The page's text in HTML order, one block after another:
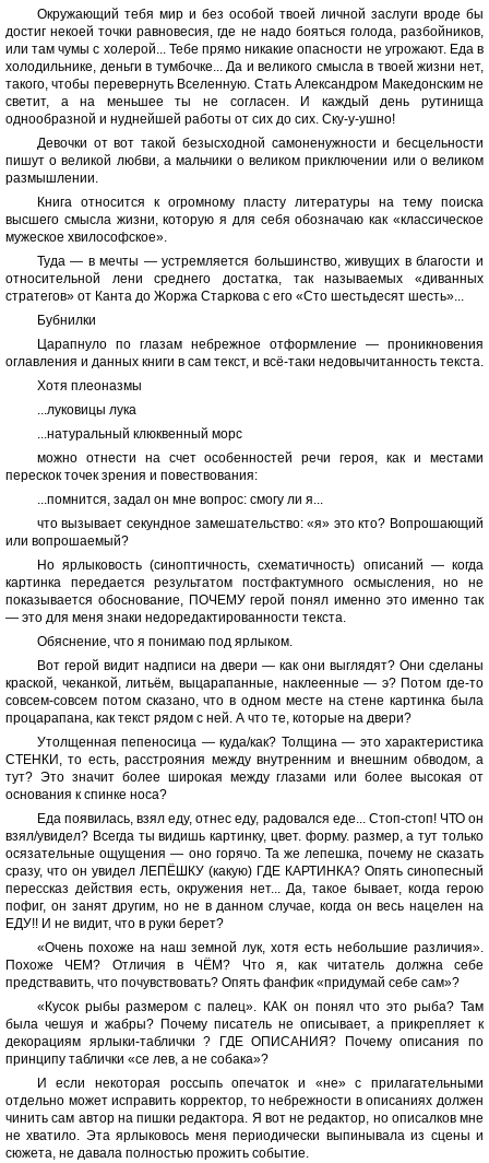
Окружающий тебя мир и без особой твоей личной заслуги вроде бы
достиг некоей точки равновесия, где не надо бояться голода, разбойников,
или там чумы с холерой... Тебе прямо никакие опасности не угрожают. Еда в
холодильнике, деньги в тумбочке... Да и великого смысла в твоей жизни нет,
такого, чтобы перевернуть Вселенную. Стать Александром Македонским не
светит, а на меньшее ты не согласен. И каждый день рутинища
однообразной и нуднейшей работы от сих до сих. Ску-у-ушно!
Девочки от вот такой безысходной самоненужности и бесцельности
пишут о великой любви, а мальчики о великом приключении или о великом
размышлении.
Книга относится к огромному пласту литературы на тему поиска
высшего смысла жизни, которую я для себя обозначаю как «классическое
мужеское хвилософское».
Туда — в мечты — устремляется большинство, живущих в благости и
относительной лени среднего достатка, так называемых «диванных
стратегов» от Канта до Жоржа Старкова с его «Сто шестьдесят шесть»...
Бубнилки
Царапнуло по глазам небрежное отформление — проникновения
оглавления и данных книги в сам текст, и всё-таки недовычитанность текста.
Хотя плеоназмы
...луковицы лука
...натуральный клюквенный морс
можно отнести на счет особенностей речи героя, как и местами
перескок точек зрения и повествования:
...помнится, задал он мне вопрос: смогу ли я...
что вызывает секундное замешательство: «я» это кто? Вопрошающий
или вопрошаемый?
Но ярлыковость (синоптичность, схематичность) описаний — когда
картинка передается результатом постфактумного осмысления, но не
показывается обоснование, ПОЧЕМУ герой понял именно это именно так
— это для меня знаки недоредактированности текста.
Обяснение, что я понимаю под ярлыком.
Вот герой видит надписи на двери — как они выглядят? Они сделаны
краской, чеканкой, литьём, выцарапанные, наклеенные — э? Потом где-то
совсем-совсем потом сказано, что в одном месте на стене картинка была
процарапана, как текст рядом с ней. А что те, которые на двери?
Утолщенная пепеносица — куда/как? Толщина — это характеристика
СТЕНКИ, то есть, расстрояния между внутренним и внешним обводом, а
тут? Это значит более широкая между глазами или более высокая от
основания к спинке носа?
Еда появилась, взял еду, отнес еду, радовался еде... Стоп-стоп! ЧТО он
взял/увидел? Всегда ты видишь картинку, цвет. форму. размер, а тут только
осязательные ощущения — оно горячо. Та же лепешка, почему не сказать
сразу, что он увидел ЛЕПЁШКУ (какую) ГДЕ КАРТИНКА? Опять синопесный
перессказ действия есть, окружения нет... Да, такое бывает, когда герою
пофиг, он занят другим, но не в данном случае, когда он весь нацелен на
ЕДУ!! И не видит, что в руки берет?
«Очень похоже на наш земной лук, хотя есть небольшие различия».
Похоже ЧЕМ? Отличия в ЧЁМ? Что я, как читатель должна себе
предствавить, что почувствовать? Опять фанфик «придумай себе сам»?
«Кусок рыбы размером с палец». КАК он понял что это рыба? Там
была чешуя и жабры? Почему писатель не описывает, а прикрепляет к
декорациям ярлыки-таблички ? ГДЕ ОПИСАНИЯ? Почему описания по
принципу таблички «се лев, а не собака»?
И если некоторая россыпь опечаток и «не» с прилагательными
отдельно может исправить корректор, то небрежности в описаниях должен
чинить сам автор на пишки редактора. Я вот не редактор, но описалков мне
не хватило. Эта ярлыковось меня периодически выпинывала из сцены и
сюжета, не давала полностью прожить событие.